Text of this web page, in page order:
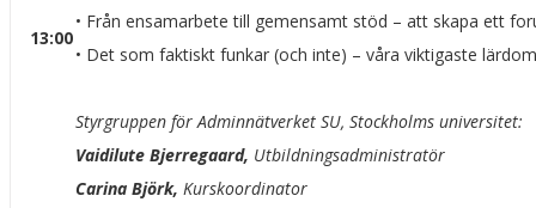
13:00
• Från ensamarbete till gemensamt stöd – att skapa ett
• Det som faktiskt funkar (och inte) – våra viktigaste
Styrgruppen för Adminnätverket SU, Stockholms universitet:
Vaidilute Bjerregaard, Utbildningsadministratör
Carina Björk, Kurskoordinator